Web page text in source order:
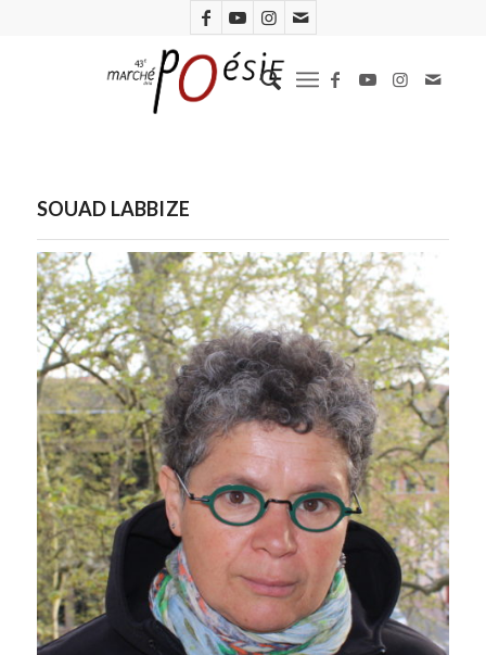
SOUAD LABBIZE
Souad Labbize. Photo M. E. Rantisi